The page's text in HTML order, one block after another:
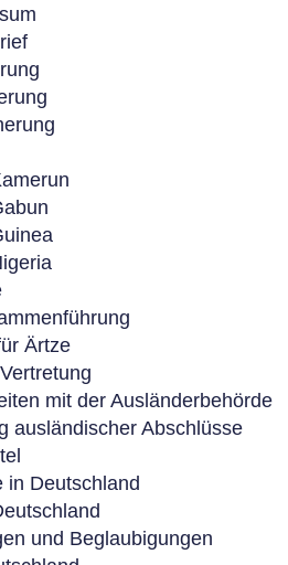
Ärtze
mit der Ausländerbehörde
ausländischer Abschlüsse
in Deutschland
und Beglaubigungen